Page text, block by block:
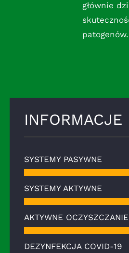
głównie
patogenów.
INFORMACJE
SYSTEMY PASYWNE
SYSTEMY AKTYWNE
AKTYWNE OCZYSZCZANIE
DEZYNFEKCJA COVID-19